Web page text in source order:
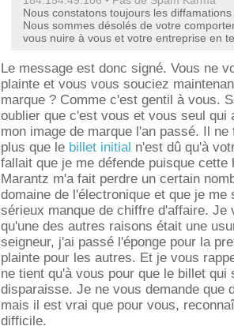
Nous constatons toujours les
Nous sommes désolés de votre
vous nuire à vous et votre entreprise en
Le message est donc signé. Vous ne
plainte et vous vous souciez
marque ? Comme c'est gentil à vous.
oublier que c'est vous et vous seul qui
mon image de marque l'an passé. Il
plus que le billet initial n'est dû qu'à
fallait que je me défende puisque
Marantz m'a fait perdre un certain
domaine de l'électronique et que je
sérieux manque de chiffre d'affaire. Je
qu'une des autres raisons était une
seigneur, j'ai passé l'éponge pour la
plainte pour les autres. Et je vous
ne tient qu'à vous pour que le billet qui
disparaisse. Je ne vous demande que
mais il est vrai que pour vous,
difficile.